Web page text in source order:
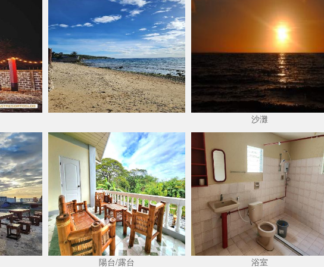
沙灘
陽台/露台 浴室